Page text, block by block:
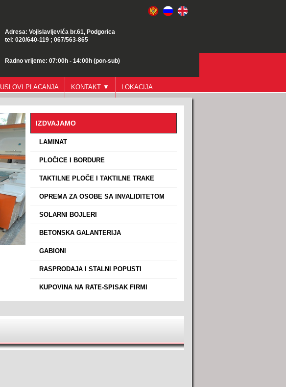
Adresa: Vojislavljevića br.61, Podgorica
tel: 020/640-119 ; 067/563-865
Radno vrijeme: 07:00h - 14:00h (pon-sub)
USLOVI PLACANJA KONTAKT ▼ LOKACIJA
IZDVAJAMO
LAMINAT
PLOČICE I BORDURE
TAKTILNE PLOČE I TAKTILNE TRAKE
OPREMA ZA OSOBE SA INVALIDITETOM
SOLARNI BOJLERI
BETONSKA GALANTERIJA
GABIONI
RASPRODAJA I STALNI POPUSTI
KUPOVINA NA RATE-SPISAK FIRMI